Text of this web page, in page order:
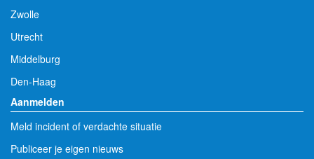
Zwolle
Utrecht
Middelburg
Den-Haag
Aanmelden
Meld incident of verdachte situatie
Publiceer je eigen nieuws